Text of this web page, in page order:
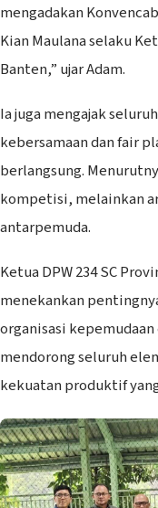
mengadakan
Kian Maulana selaku
Banten,” ujar Adam.
Ia juga mengajak
kebersamaan dan fair
berlangsung.
kompetisi, melainkan
antarpemuda.
Ketua DPW 234 SC
menekankan
organisasi
mendorong seluruh
kekuatan produktif